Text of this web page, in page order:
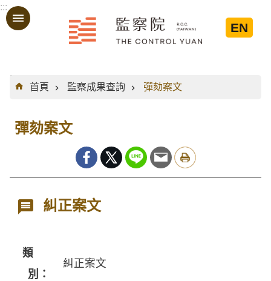
跳到主要內容區塊
:::
EN
:::
首頁
監察成果查詢 彈劾案文
彈劾案文
糾正案文
類
別：
糾正案文